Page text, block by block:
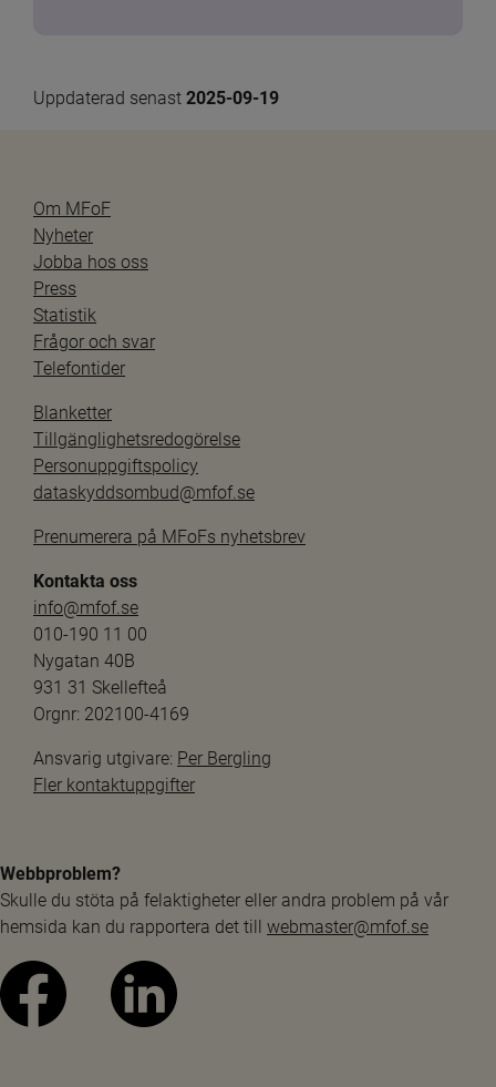
Uppdaterad senast 2025-09-19
Om MFoF
Nyheter
Jobba hos oss
Press
Statistik
Frågor och svar
Telefontider
Blanketter
Tillgänglighetsredogörelse
Personuppgiftspolicy
dataskyddsombud@mfof.se
Prenumerera på MFoFs nyhetsbrev
Kontakta oss
info@mfof.se
010-190 11 00
Nygatan 40B
931 31 Skellefteå
Orgnr: 202100-4169
Ansvarig utgivare: Per Bergling
Fler kontaktuppgifter
Webbproblem?
Skulle du stöta på felaktigheter eller andra problem på vår
hemsida kan du rapportera det till webmaster@mfof.se